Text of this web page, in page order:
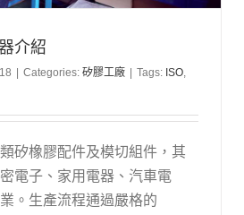
介紹
Categories: 矽膠工廠 Tags: ISO,
矽橡膠配件及模切組件，其
電子、家用電器、汽車電
。生產流程通過嚴格的